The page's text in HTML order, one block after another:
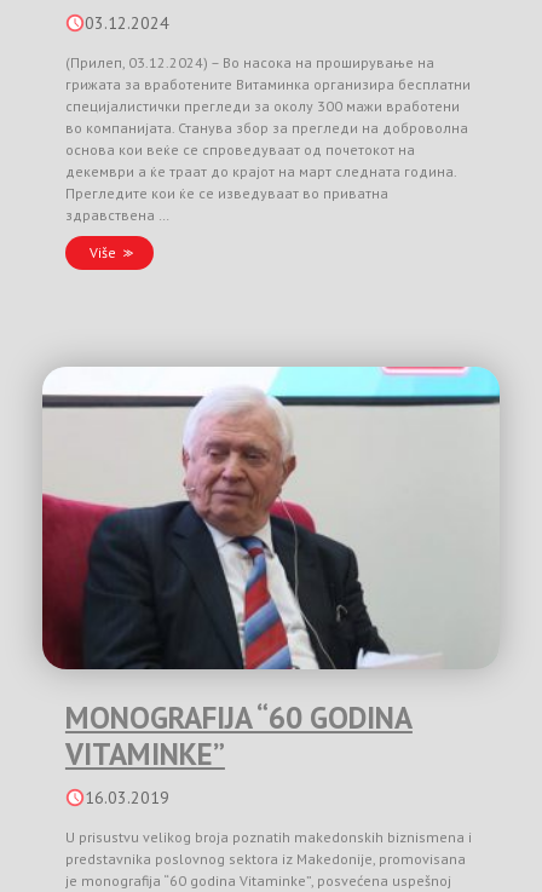
03.12.2024
(Прилеп, 03.12.2024) – Во насока на проширување на
грижата за вработените Витаминка организира бесплатни
специјалистички прегледи за околу 300 мажи вработени
во компанијата. Станува збор за прегледи на доброволна
основа кои веќе се спроведуваат од почетокот на
декември а ќе траат до крајот на март следната година.
Прегледите кои ќе се изведуваат во приватна
здравствена …
Više
MONOGRAFIJA “60 GODINA
VITAMINKE”
16.03.2019
U prisustvu velikog broja poznatih makedonskih biznismena i
predstavnika poslovnog sektora iz Makedonije, promovisana
je monografija “60 godina Vitaminke”, posvećena uspešnoj